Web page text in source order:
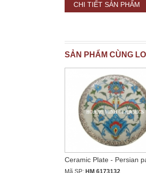
CHI TIẾT SẢN PHẨM
SẢN PHẨM CÙNG
Ceramic Plate - Persian